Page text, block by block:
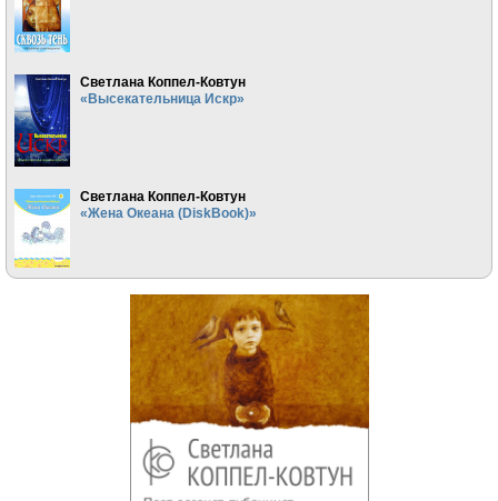
Светлана Коппел-Ковтун
«Высекательница Искр»
Светлана Коппел-Ковтун
«Жена Океана (DiskBook)»